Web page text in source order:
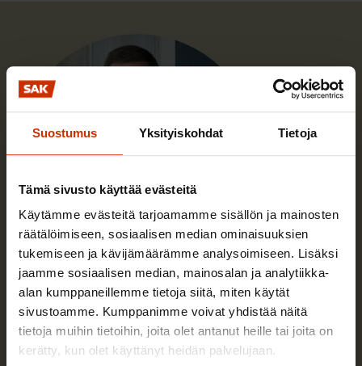
Suostumus Yksityiskohdat Tietoja
Tämä sivusto käyttää evästeitä
Käytämme evästeitä tarjoamamme sisällön ja mainosten
räätälöimiseen, sosiaalisen median ominaisuuksien
tukemiseen ja kävijämäärämme analysoimiseen. Lisäksi
jaamme sosiaalisen median, mainosalan ja analytiikka-
alan kumppaneillemme tietoja siitä, miten käytät
sivustoamme. Kumppanimme voivat yhdistää näitä
tietoja muihin tietoihin, joita olet antanut heille tai joita on
kerätty, kun olet käyttänyt heidän palvelujaan.
Ilkka Kaukoranta
Ilkka Kaukoranta työskenteli SAK:n
pääekonomistina vuoteen 2025 saakka.